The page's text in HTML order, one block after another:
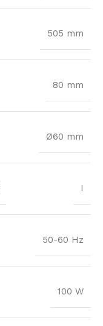
505 mm
80 mm
Ø60 mm
I
50-60 Hz
100 W